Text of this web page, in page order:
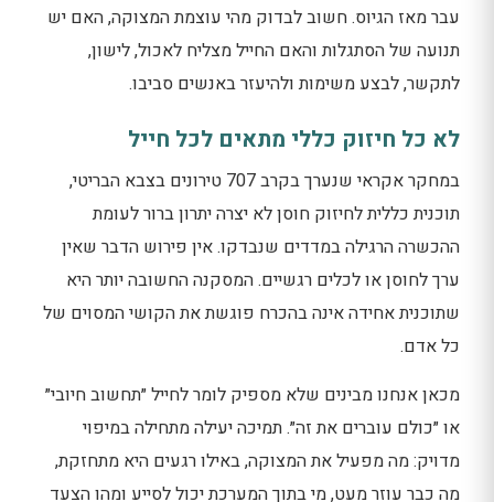
עבר מאז הגיוס. חשוב לבדוק מהי עוצמת המצוקה, האם יש
תנועה של הסתגלות והאם החייל מצליח לאכול, לישון,
לתקשר, לבצע משימות ולהיעזר באנשים סביבו.
לא כל חיזוק כללי מתאים לכל חייל
במחקר אקראי שנערך בקרב 707 טירונים בצבא הבריטי,
תוכנית כללית לחיזוק חוסן לא יצרה יתרון ברור לעומת
ההכשרה הרגילה במדדים שנבדקו. אין פירוש הדבר שאין
ערך לחוסן או לכלים רגשיים. המסקנה החשובה יותר היא
שתוכנית אחידה אינה בהכרח פוגשת את הקושי המסוים של
כל אדם.
מכאן אנחנו מבינים שלא מספיק לומר לחייל ״תחשוב חיובי״
או ״כולם עוברים את זה״. תמיכה יעילה מתחילה במיפוי
מדויק: מה מפעיל את המצוקה, באילו רגעים היא מתחזקת,
מה כבר עוזר מעט, מי בתוך המערכת יכול לסייע ומהו הצעד